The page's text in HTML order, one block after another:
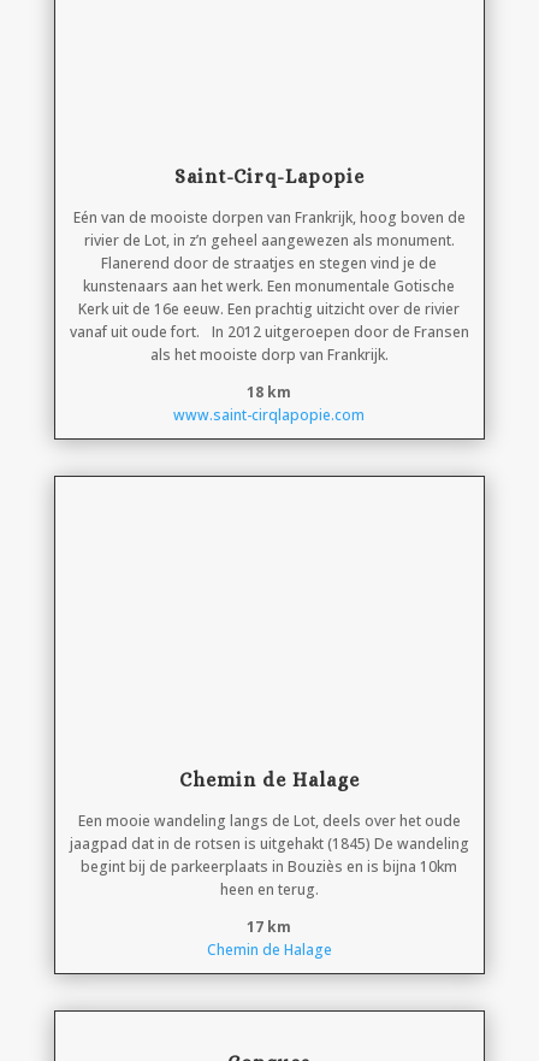
Saint-Cirq-Lapopie
Eén van de mooiste dorpen van Frankrijk, hoog boven de
rivier de Lot, in z’n geheel aangewezen als monument.
Flanerend door de straatjes en stegen vind je de
kunstenaars aan het werk. Een monumentale Gotische
Kerk uit de 16e eeuw. Een prachtig uitzicht over de rivier
vanaf uit oude fort. In 2012 uitgeroepen door de Fransen
als het mooiste dorp van Frankrijk.
18 km
www.saint-cirqlapopie.com
Chemin de Halage
Een mooie wandeling langs de Lot, deels over het oude
jaagpad dat in de rotsen is uitgehakt (1845) De wandeling
begint bij de parkeerplaats in Bouziès en is bijna 10km
heen en terug.
17 km
Chemin de Halage